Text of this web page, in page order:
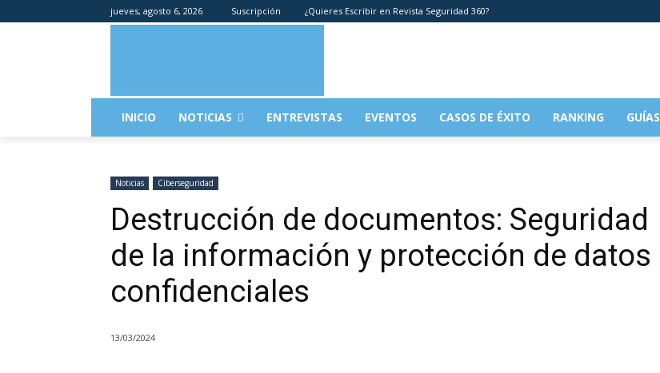
jueves, agosto 6, 2026 Suscripción ¿Quieres Escribir en Revista Seguridad 360?
INICIO NOTICIAS ENTREVISTAS EVENTOS CASOS DE ÉXITO RANKING GUÍAS
Noticias Ciberseguridad
Destrucción de documentos: Seguridad
de la información y protección de datos
confidenciales
13/03/2024